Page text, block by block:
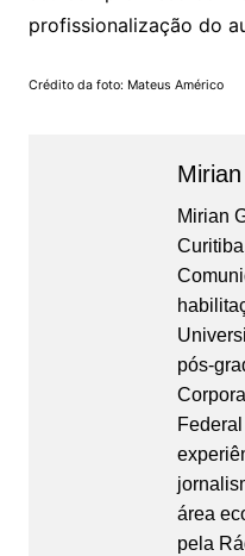
profissionalização do
Crédito da foto: Mateus Américo
Mirian
pós-
área
pela